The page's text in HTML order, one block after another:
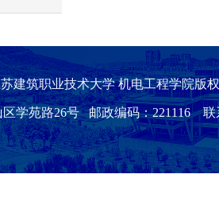
苏建筑职业技术大学 机电工程学院版
学苑路26号 邮政编码：221116 联